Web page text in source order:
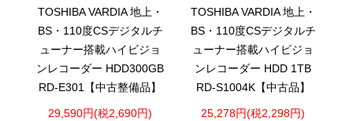
TOSHIBA VARDIA 地上・
BS・110度CSデジタルチ
ューナー搭載ハイビジョ
ンレコーダー HDD300GB
RD-E301【中古整備品】
29,590円(税2,690円)
TOSHIBA VARDIA 地上・
BS・110度CSデジタルチ
ューナー搭載ハイビジョ
ンレコーダー HDD 1TB
RD-S1004K【中古品】
25,278円(税2,298円)